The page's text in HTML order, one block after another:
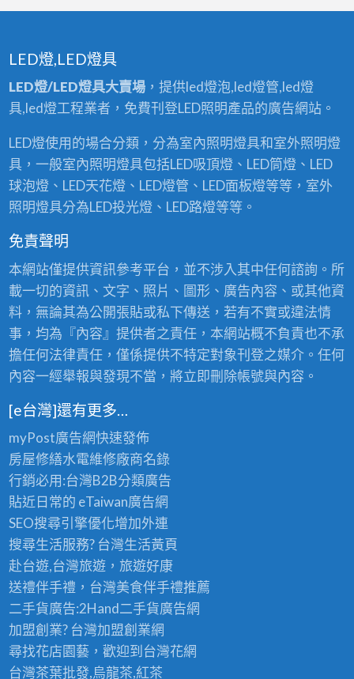
LED燈,LED燈具
LED燈/LED燈具大賣場，提供led燈泡,led燈管,led燈
具,led燈工程業者，免費刊登LED照明產品的廣告網站。
LED燈使用的場合分類，分為室內照明燈具和室外照明燈
具，一般室內照明燈具包括LED吸頂燈、LED筒燈、LED
球泡燈、LED天花燈、LED燈管、LED面板燈等等，室外
照明燈具分為LED投光燈、LED路燈等等。
免責聲明
本網站僅提供資訊參考平台，並不涉入其中任何諮詢。所
載一切的資訊、文字、照片、圖形、廣告內容、或其他資
料，無論其為公開張貼或私下傳送，若有不實或違法情
事，均為『內容』提供者之責任，本網站概不負責也不承
擔任何法律責任，僅係提供不特定對象刊登之媒介。任何
內容一經舉報與發現不當，將立即刪除帳號與內容。
[e台灣]還有更多…
myPost廣告網快速發佈
房屋修繕水電維修廠商名錄
行銷必用:台灣B2B分類廣告
貼近日常的 eTaiwan廣告網
SEO搜尋引擎優化增加外連
搜尋生活服務? 台灣生活黃頁
赴台遊,台灣旅遊，旅遊好康
送禮伴手禮，台灣美食伴手禮推薦
二手貨廣告:2Hand二手貨廣告網
加盟創業? 台灣加盟創業網
尋找花店園藝，歡迎到 台灣花網
台灣茶葉批發,烏龍茶,紅茶